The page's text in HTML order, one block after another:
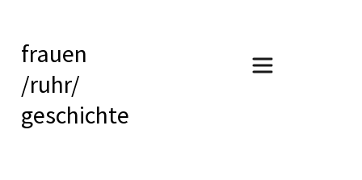
frauen
/ruhr/
geschichte